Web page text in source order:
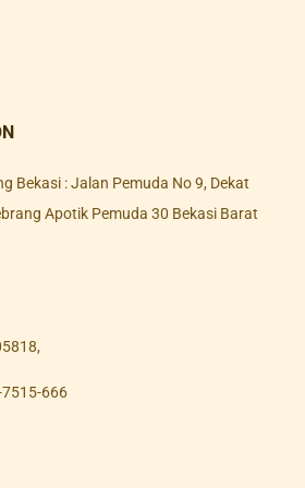
Bekasi : Jalan Pemuda No 9, Dekat
Apotik Pemuda 30 Bekasi Barat
,
666